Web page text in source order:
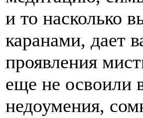
и то насколько
каранами, дает
проявления
еще не освоили
недоумения,